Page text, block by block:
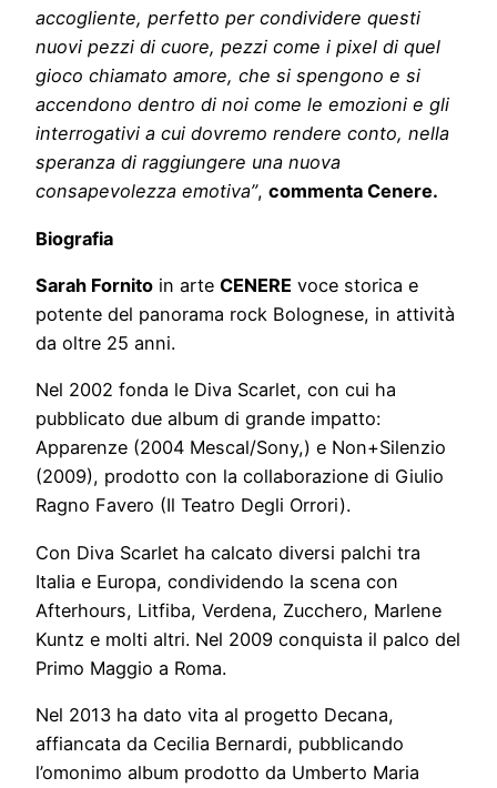
accogliente, perfetto per condividere questi
nuovi pezzi di cuore, pezzi come i pixel di quel
gioco chiamato amore, che si spengono e si
accendono dentro di noi come le emozioni e gli
interrogativi a cui dovremo rendere conto, nella
speranza di raggiungere una nuova
consapevolezza emotiva”, commenta Cenere.
Biografia
Sarah Fornito in arte CENERE voce storica e
potente del panorama rock Bolognese, in attività
da oltre 25 anni.
Nel 2002 fonda le Diva Scarlet, con cui ha
pubblicato due album di grande impatto:
Apparenze (2004 Mescal/Sony,) e Non+Silenzio
(2009), prodotto con la collaborazione di Giulio
Ragno Favero (Il Teatro Degli Orrori).
Con Diva Scarlet ha calcato diversi palchi tra
Italia e Europa, condividendo la scena con
Afterhours, Litfiba, Verdena, Zucchero, Marlene
Kuntz e molti altri. Nel 2009 conquista il palco del
Primo Maggio a Roma.
Nel 2013 ha dato vita al progetto Decana,
affiancata da Cecilia Bernardi, pubblicando
l’omonimo album prodotto da Umberto Maria